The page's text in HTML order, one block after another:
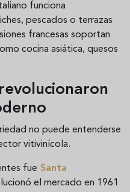
funciona
pescados o terrazas
francesas soportan
cocina asiática, quesos
no puede entenderse
vitivinícola.
fue Santa
el mercado en 1961